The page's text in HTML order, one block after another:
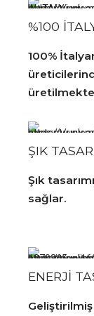
%100
100%
ŞIK
Şık
sağlar.
ENERJİ